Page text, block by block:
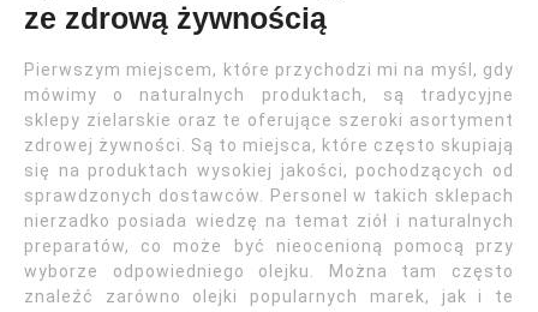
ze zdrową żywnością
Pierwszym miejscem, które przychodzi mi na myśl, gdy
mówimy o naturalnych produktach, są tradycyjne
sklepy zielarskie oraz te oferujące szeroki asortyment
zdrowej żywności. Są to miejsca, które często skupiają
się na produktach wysokiej jakości, pochodzących od
sprawdzonych dostawców. Personel w takich sklepach
nierzadko posiada wiedzę na temat ziół i naturalnych
preparatów, co może być nieocenioną pomocą przy
wyborze odpowiedniego olejku. Można tam często
znaleźć zarówno olejki popularnych marek, jak i te